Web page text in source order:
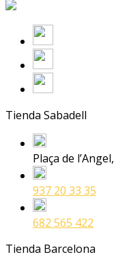
Tienda Sabadell
Plaça de
937 20 33 35
682 565 422
Tienda Barcelona